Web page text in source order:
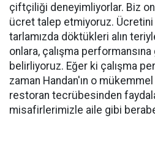
çiftçiliği deneyimliyorlar. Biz
ücret talep etmiyoruz.
tarlamızda döktükleri alın
onlara, çalışma
belirliyoruz. Eğer ki çalışma
zaman Handan'ın o
restoran tecrübesinden
misafirlerimizle aile gibi